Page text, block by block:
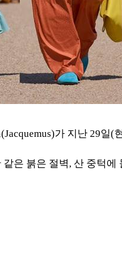
가 지난 29일
은 붉은 절벽, 산 중턱